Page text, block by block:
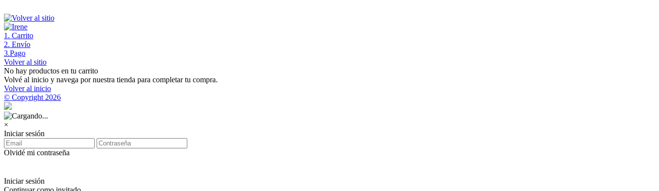
1 . Carrito
2. Envío
3.Pago
Volver al sitio
No hay productos en tu carrito
Volvé al inicio y navega por nuestra tienda para completar tu compra.
Volver al inicio
© Copyright 2026
×
Iniciar sesión
Olvidé mi contraseña
Iniciar sesión